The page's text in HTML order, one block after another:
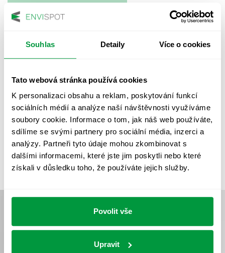
Souhlas Detaily Více o cookies
Tato webová stránka používá cookies
K personalizaci obsahu a reklam, poskytování funkcí
sociálních médií a analýze naší návštěvnosti využíváme
soubory cookie. Informace o tom, jak náš web používáte,
sdílíme se svými partnery pro sociální média, inzerci a
analýzy. Partneři tyto údaje mohou zkombinovat s
dalšími informacemi, které jste jim poskytli nebo které
získali v důsledku toho, že používáte jejich služby.
Povolit vše
Upravit
OSVĚTLENÍ SPORTOVIŠŤ
VÝPOČET OSVĚTLENÍ VÝPOČET ZASTÍNĚNÍ
VÝPOČTY A NÁVRHY
ZKOUŠKY NOUZOVÉHO OSVĚTLENÍ